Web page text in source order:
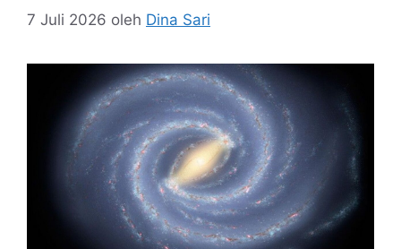
7 Juli 2026 oleh Dina Sari